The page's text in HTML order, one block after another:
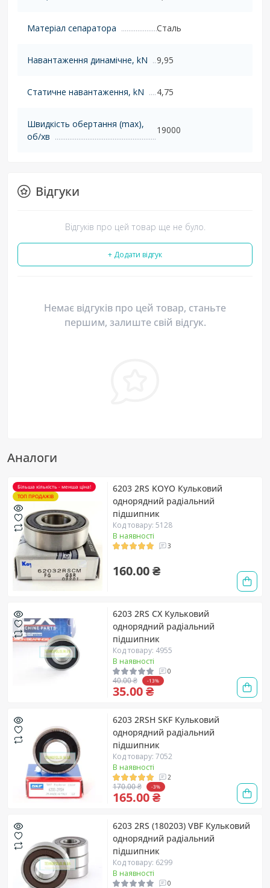
Матеріал сепаратора Сталь
Навантаження динамічне, kN 9,95
Статичне навантаження, kN 4,75
Швидкість обертання (max),
об/хв
19000
Відгуки
Відгуків про цей товар ще не було.
+ Додати відгук
Немає відгуків про цей товар, станьте
першим, залиште свій відгук.
Аналоги
Більша кількість - менша ціна!
ТОП ПРОДАЖІВ
6203 2RS KOYO Кульковий
однорядний радіальний
підшипник
Код товару: 5128
В наявності
3
160.00 ₴
6203 2RS CX Кульковий
однорядний радіальний
підшипник
Код товару: 4955
В наявності
0
40.00 ₴ -13%
35.00 ₴
6203 2RSH SKF Кульковий
однорядний радіальний
підшипник
Код товару: 7052
В наявності
2
170.00 ₴ -3%
165.00 ₴
6203 2RS (180203) VBF Кульковий
однорядний радіальний
підшипник
Код товару: 6299
В наявності
0